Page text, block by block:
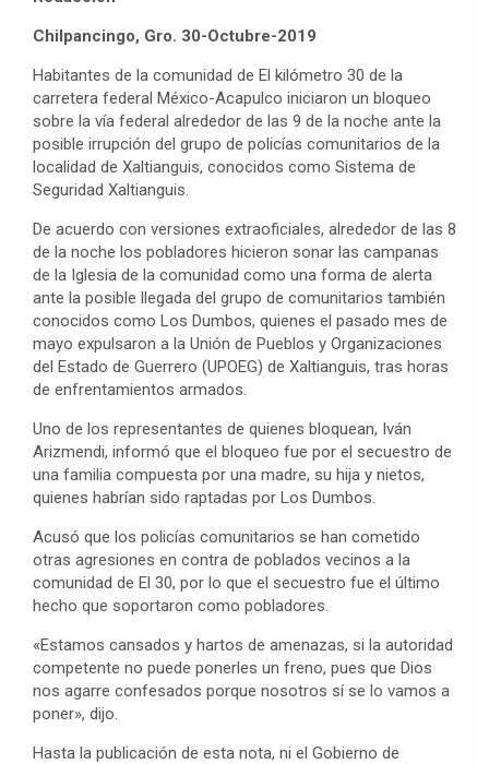
Chilpancingo, Gro. 30-Octubre-2019
Habitantes de la comunidad de El kilómetro 30 de la
carretera federal México-Acapulco iniciaron un bloqueo
sobre la vía federal alrededor de las 9 de la noche ante la
posible irrupción del grupo de policías comunitarios de la
localidad de Xaltianguis, conocidos como Sistema de
Seguridad Xaltianguis.
De acuerdo con versiones extraoficiales, alrededor de las 8
de la noche los pobladores hicieron sonar las campanas
de la Iglesia de la comunidad como una forma de alerta
ante la posible llegada del grupo de comunitarios también
conocidos como Los Dumbos, quienes el pasado mes de
mayo expulsaron a la Unión de Pueblos y Organizaciones
del Estado de Guerrero (UPOEG) de Xaltianguis, tras horas
de enfrentamientos armados.
Uno de los representantes de quienes bloquean, Iván
Arizmendi, informó que el bloqueo fue por el secuestro de
una familia compuesta por una madre, su hija y nietos,
quienes habrían sido raptadas por Los Dumbos.
Acusó que los policías comunitarios se han cometido
otras agresiones en contra de poblados vecinos a la
comunidad de El 30, por lo que el secuestro fue el último
hecho que soportaron como pobladores.
«Estamos cansados y hartos de amenazas, si la autoridad
competente no puede ponerles un freno, pues que Dios
nos agarre confesados porque nosotros sí se lo vamos a
poner», dijo.
Hasta la publicación de esta nota, ni el Gobierno de